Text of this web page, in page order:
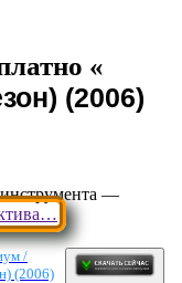
инструмента —
/
(2006)